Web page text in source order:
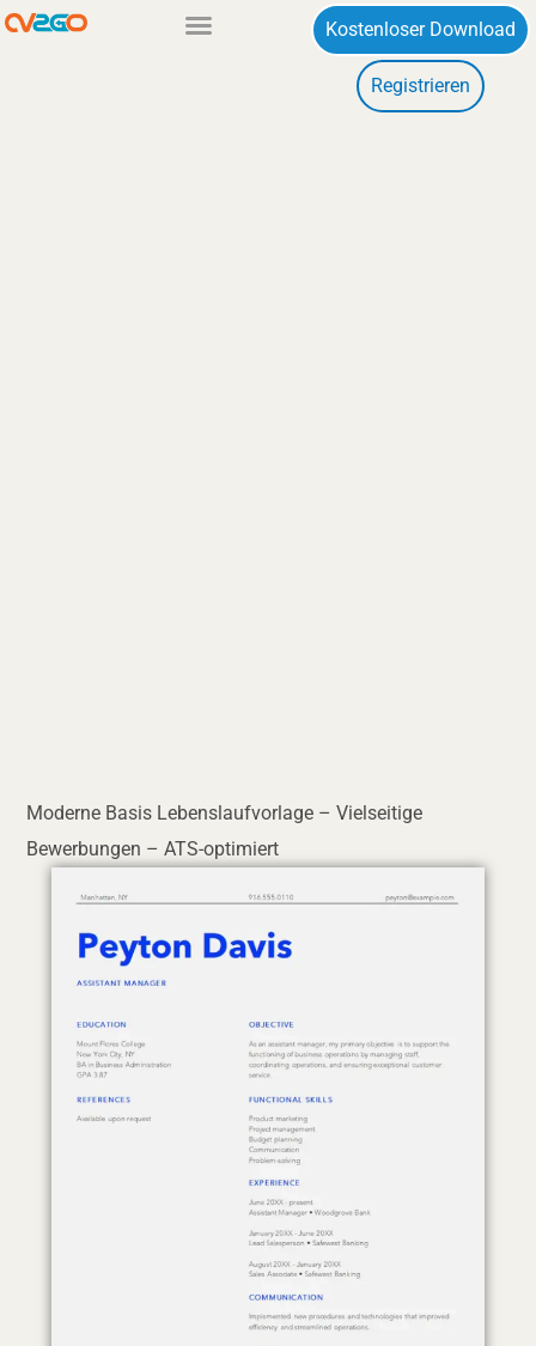
Zum
Kostenloser Download
Registrieren
Moderne Basis Lebenslaufvorlage – Vielseitige
Bewerbungen – ATS-optimiert